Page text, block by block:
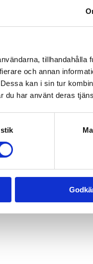
tillhandahålla
och annan
kan i sin tur
du har använt deras